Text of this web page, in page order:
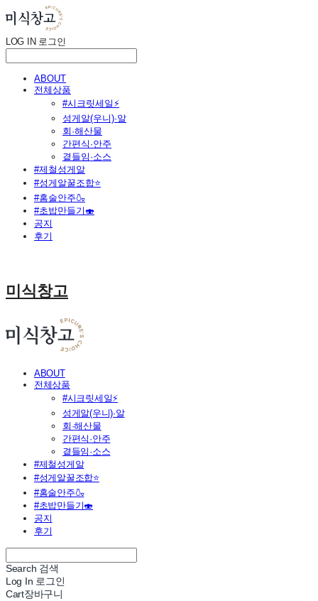
LOG IN 로그인
ABOUT
전체상품
#시크릿세일⚡
성게알(우니)·알
회·해산물
간편식·안주
곁들임·소스
#제철성게알
#성게알꿀조합⭐
#홈술안주🍶
#초밥만들기🍣
공지
후기
미식창고
ABOUT
전체상품
#시크릿세일⚡
성게알(우니)·알
회·해산물
간편식·안주
곁들임·소스
#제철성게알
#성게알꿀조합⭐
#홈술안주🍶
#초밥만들기🍣
공지
후기
Search 검색
Log In 로그인
Cart장바구니